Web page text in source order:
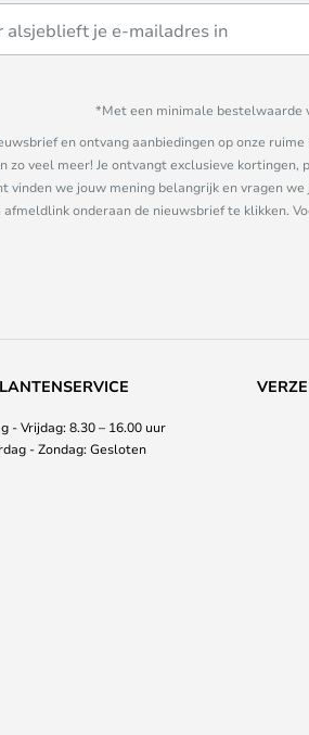
*Met een minimale bestelwaarde
en ontvang aanbiedingen op onze
zo veel meer! Je ontvangt exclusieve
vinden we jouw mening belangrijk en vragen
afmeldlink onderaan de nieuwsbrief te klikken.
- Vrijdag: 8.30 – 16.00 uur
- Zondag: Gesloten